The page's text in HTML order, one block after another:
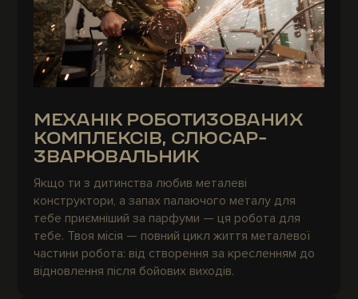
МЕХАНІК РОБОТИЗОВАНИХ
КОМПЛЕКСІВ, СЛЮСАР-
ЗВАРЮВАЛЬНИК
Якщо ти з дитинства любив металеві
конструктори, а запах палаючого металу для
тебе приємніший за парфуми — ця робота для
тебе. Твоя місія — повний цикл життя металевої
частини робота: від створення за кресленням до
відновлення після бойових виходів.